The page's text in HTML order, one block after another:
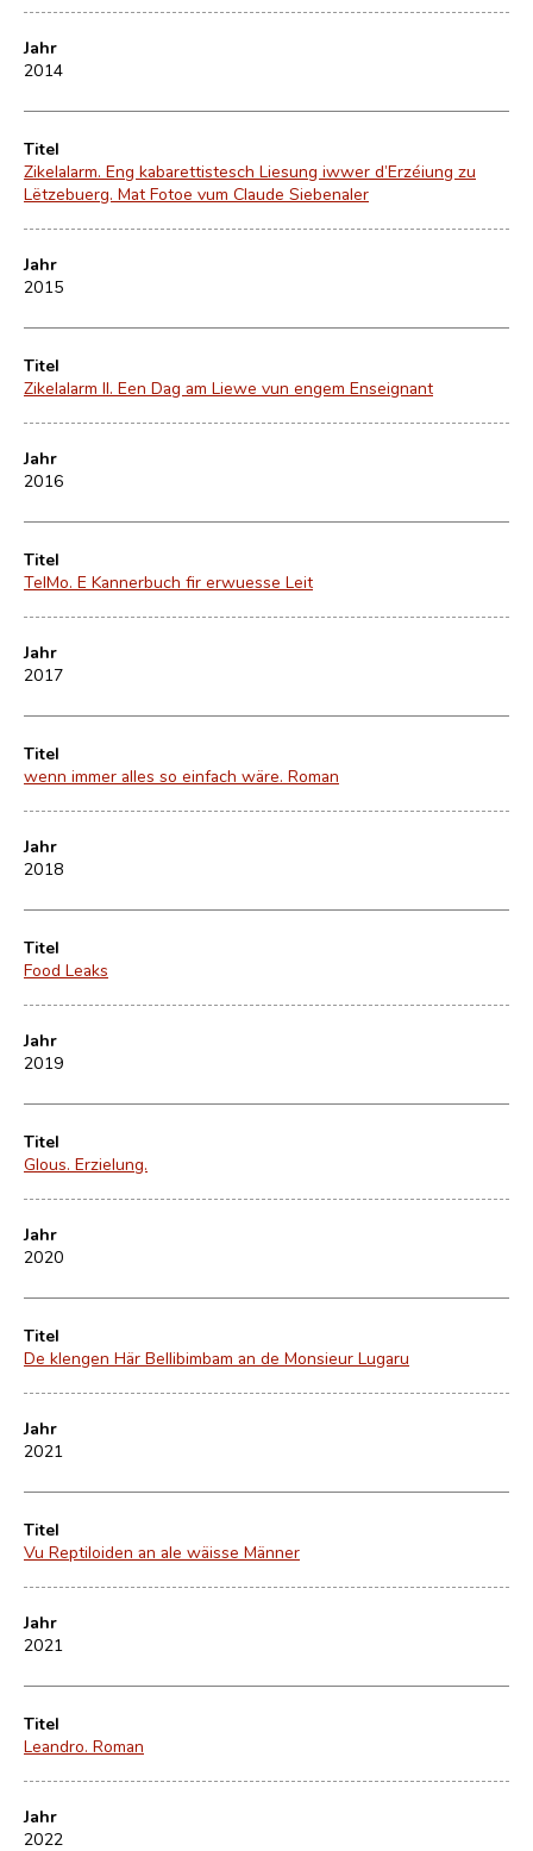
Jahr
2014
Titel
Zikelalarm. Eng kabarettistesch Liesung iwwer d’Erzéiung zu
Lëtzebuerg. Mat Fotoe vum Claude Siebenaler
Jahr
2015
Titel
Zikelalarm II. Een Dag am Liewe vun engem Enseignant
Jahr
2016
Titel
TelMo. E Kannerbuch fir erwuesse Leit
Jahr
2017
Titel
wenn immer alles so einfach wäre. Roman
Jahr
2018
Titel
Food Leaks
Jahr
2019
Titel
Glous. Erzielung.
Jahr
2020
Titel
De klengen Här Bellibimbam an de Monsieur Lugaru
Jahr
2021
Titel
Vu Reptiloiden an ale wäisse Männer
Jahr
2021
Titel
Leandro. Roman
Jahr
2022